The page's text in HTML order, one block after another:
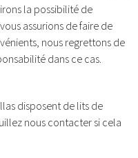
la possibilité de
assurions de faire de
nous regrettons de
dans ce cas.
disposent de lits de
nous contacter si cela